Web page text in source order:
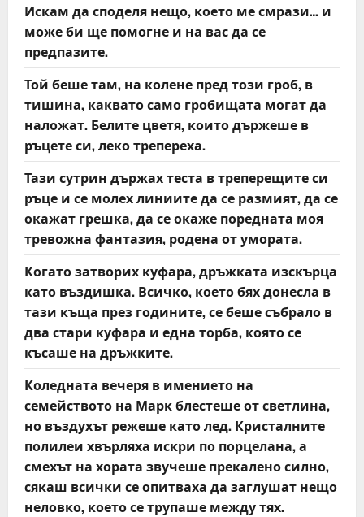
Искам да споделя нещо, което ме смрази… и
може би ще помогне и на вас да се
предпазите.
Той беше там, на колене пред този гроб, в
тишина, каквато само гробищата могат да
наложат. Белите цветя, които държеше в
ръцете си, леко трепереха.
Тази сутрин държах теста в треперещите си
ръце и се молех линиите да се размият, да се
окажат грешка, да се окаже поредната моя
тревожна фантазия, родена от умората.
Когато затворих куфара, дръжката изскърца
като въздишка. Всичко, което бях донесла в
тази къща през годините, се беше събрало в
два стари куфара и една торба, която се
късаше на дръжките.
Коледната вечеря в имението на
семейството на Марк блестеше от светлина,
но въздухът режеше като лед. Кристалните
полилеи хвърляха искри по порцелана, а
смехът на хората звучеше прекалено силно,
сякаш всички се опитваха да заглушат нещо
неловко, което се трупаше между тях.